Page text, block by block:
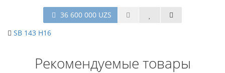
36 600 000 UZS
SB 143 Н16
Рекомендуемые товары